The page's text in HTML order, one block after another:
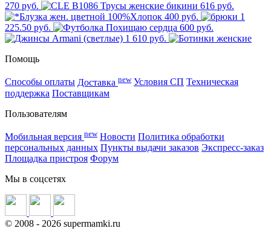
270 руб.
616 руб.
400 руб.
1
225.50 руб.
600 руб.
1 610 руб.
Помощь
Способы оплаты Доставка new Условия СП Техническая
поддержка Поставщикам
Пользователям
Мобильная версия new Новости Политика обработки
персональных данных Пункты выдачи заказов Экспресс-заказ
Площадка пристроя Форум
Мы в соцсетях
© 2008 - 2026 supermamki.ru